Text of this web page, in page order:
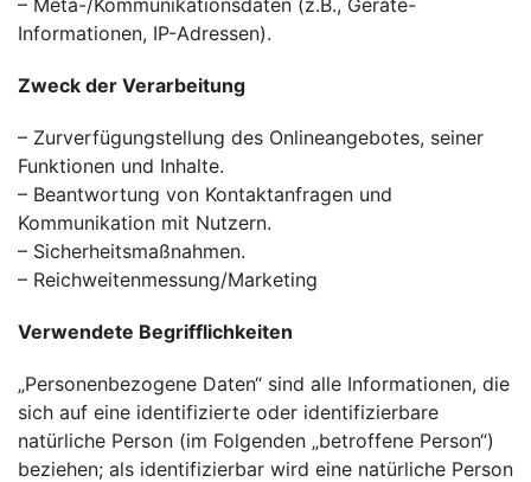
– Meta-/Kommunikationsdaten (z.B., Geräte-
Informationen, IP-Adressen).
Zweck der Verarbeitung
– Zurverfügungstellung des Onlineangebotes, seiner
Funktionen und Inhalte.
– Beantwortung von Kontaktanfragen und
Kommunikation mit Nutzern.
– Sicherheitsmaßnahmen.
– Reichweitenmessung/Marketing
Verwendete Begrifflichkeiten
„Personenbezogene Daten“ sind alle Informationen, die
sich auf eine identifizierte oder identifizierbare
natürliche Person (im Folgenden „betroffene Person“)
beziehen; als identifizierbar wird eine natürliche Person